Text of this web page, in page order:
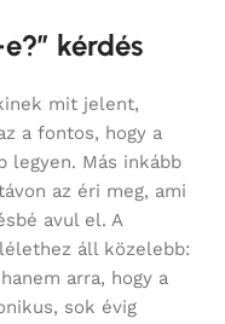
kérdés
mit jelent,
a fontos, hogy a
legyen. Más inkább
az éri meg, ami
avul el. A
áll közelebb:
arra, hogy a
sok évig